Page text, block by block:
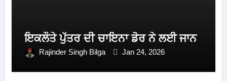
ਇਕਲੌਤੇ ਪੁੱਤਰ ਦੀ ਚਾਇਨਾ ਡੋਰ ਨੇ ਲਈ ਜਾਨ
Rajinder Singh Bilga Jan 24, 2026